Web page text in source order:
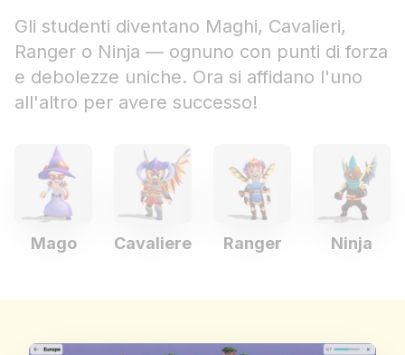
Gli studenti diventano Maghi, Cavalieri,
Ranger o Ninja — ognuno con punti di forza
e debolezze uniche. Ora si affidano l'uno
all'altro per avere successo!
Mago Cavaliere Ranger Ninja